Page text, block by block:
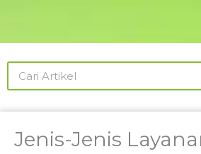
content
Search
Jenis-Jenis